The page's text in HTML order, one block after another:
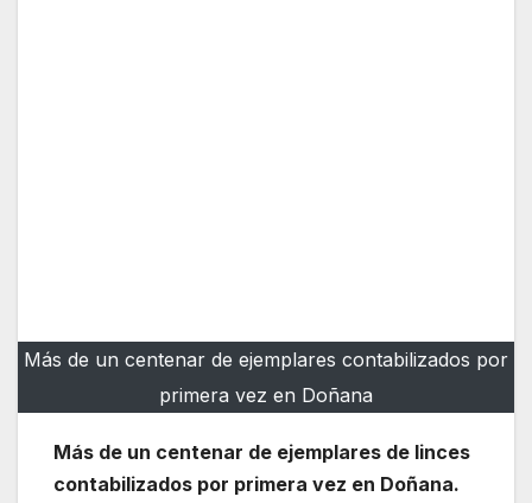
Más de un centenar de ejemplares contabilizados por
primera vez en Doñana
Más de un centenar de ejemplares de linces
contabilizados por primera vez en Doñana.